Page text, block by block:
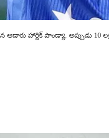
హార్దిక్ పాండ్యా. అప్పుడు 10